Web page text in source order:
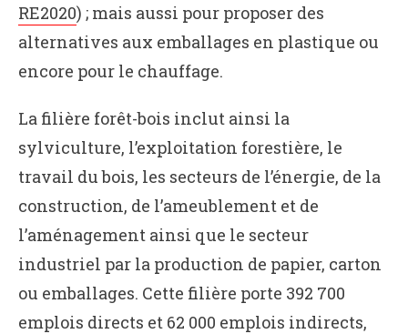
RE2020) ; mais aussi pour proposer des
alternatives aux emballages en plastique ou
encore pour le chauffage.
La filière forêt-bois inclut ainsi la
sylviculture, l’exploitation forestière, le
travail du bois, les secteurs de l’énergie, de la
construction, de l’ameublement et de
l’aménagement ainsi que le secteur
industriel par la production de papier, carton
ou emballages. Cette filière porte 392 700
emplois directs et 62 000 emplois indirects,